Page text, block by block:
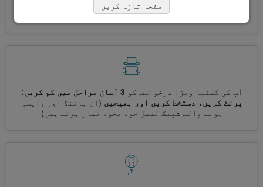
ایک ساتھ کئی ویزے درخواست کریں
خود بخود، تکراری معلومات
درج کرنے کی ضرورت نہیں ہے
آپ کی کینیا ویزا درخواست کو
3 آسان مراحل میں کم کریں:
پرنٹ کریں، دستخط کریں اور بھیجیں (ان بائنڈ اور واپسی
ہونے والے شپنگ لیبل خود بخود تیار ہوتے ہیں)
صفحہ تازہ کریں